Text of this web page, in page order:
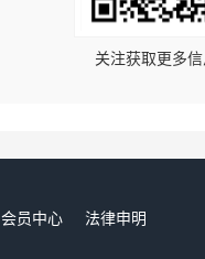
关注获取更多
会员中心
法律申明